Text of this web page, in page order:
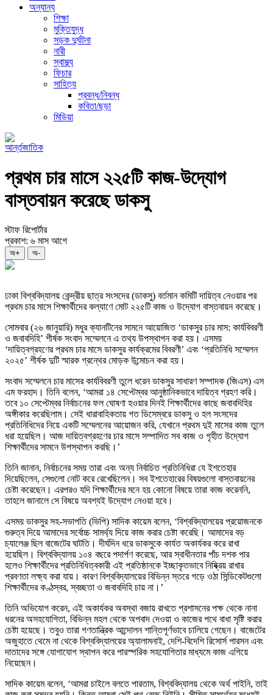
অন্যান্য
শিক্ষা
মুক্তিযুদ্ধ
সড়ক দুর্ঘটনা
নারী
স্বাস্থ্য
ফিচার
সাহিত্য
প্রবন্ধ/নিবন্ধ
কবিতা/ছড়া
মিডিয়া
আর্ন্তজাতিক
প্রথম চার মাসে ২২৫টি কাজ-উদ্যোগ
বাস্তবায়ন করেছে ডাকসু
স্টাফ রিপোর্টার
প্রকাশ: ৬ মাস আগে
অ+ অ-
ঢাকা বিশ্ববিদ্যালয় কেন্দ্রীয় ছাত্র সংসদের (ডাকসু) বর্তমান কমিটি দায়িত্ব নেওয়ার পর
প্রথম চার মাসে শিক্ষার্থীদের কল্যাণে মোট ২২৫টি কাজ ও উদ্যোগ বাস্তবায়ন করেছে।
সোমবার (২৬ জানুয়ারি) মধুর ক্যানটিনের সামনে আয়োজিত ‘ডাকসুর চার মাস: কার্যবিবরণী
ও জবাবদিহি’ শীর্ষক সংবাদ সম্মেলনে এ তথ্য উপস্থাপন করা হয়। এসময়
‘দায়িত্বগ্রহণের প্রথম চার মাসে ডাকসুর কার্যক্রমের বিবরণী’ এবং ‘প্রতিনিধি সম্মেলন
২০২৫’ শীর্ষক দুটি স্মারক গ্রন্থের মোড়ক উন্মোচন করা হয়।
সংবাদ সম্মেলনে চার মাসের কার্যবিবরণী তুলে ধরেন ডাকসুর সাধারণ সম্পাদক (জিএস) এস
এম ফরহাদ। তিনি বলেন, ‘আমরা ১৪ সেপ্টেম্বর আনুষ্ঠানিকভাবে দায়িত্ব গ্রহণ করি।
তবে ১০ সেপ্টেম্বর নির্বাচনের ফল ঘোষণা হওয়ার দিনই শিক্ষার্থীদের কাছে জবাবদিহির
অঙ্গীকার করেছিলাম। সেই ধারাবাহিকতায় গত ডিসেম্বরে ডাকসু ও হল সংসদের
প্রতিনিধিদের নিয়ে একটি সম্মেলনের আয়োজন করি, যেখানে প্রথম দুই মাসের কাজ তুলে
ধরা হয়েছিল। আজ দায়িত্বগ্রহণের চার মাসে সম্পাদিত সব কাজ ও গৃহীত উদ্যোগ
শিক্ষার্থীদের সামনে উপস্থাপন করছি।’
তিনি জানান, নির্বাচনের সময় তারা এবং অন্য নির্বাচিত প্রতিনিধিরা যে ইশতেহার
দিয়েছিলেন, সেগুলো নোট করে রেখেছিলেন। সব ইশতেহারের বিষয়গুলো বাস্তবায়নের
চেষ্টা করেছেন। এরপরও যদি শিক্ষার্থীদের মনে হয় কোনো বিষয়ে তারা কাজ করেননি,
তাহলে জানালে সে বিষয়ে অবশ্যই উদ্যোগ নেওয়া হবে।
এসময় ডাকসুর সহ-সভাপতি (ভিপি) সাদিক কায়েম বলেন, ‘বিশ্ববিদ্যালয়ের প্রয়োজনকে
গুরুত্ব দিয়ে আমাদের সর্বোচ্চ সামর্থ্য দিয়ে কাজ করার চেষ্টা করেছি। আমাদের বড়
চ্যালেঞ্জ ছিল বাজেটের ঘাটতি। দীর্ঘদিন ধরে ডাকসুকে কার্যত অকার্যকর করে রাখা
হয়েছিল। বিশ্ববিদ্যালয় ১০৪ বছরে পদার্পণ করেছে, আর স্বাধীনতার পাঁচ দশক পার
হলেও শিক্ষার্থীদের প্রতিনিধিত্বকারী এই প্রতিষ্ঠানকে ইচ্ছাকৃতভাবে নিষ্ক্রিয় রাখার
প্রবণতা লক্ষ্য করা যায়। কারণ বিশ্ববিদ্যালয়ের বিভিন্ন স্তরে গড়ে ওঠা সিন্ডিকেটগুলো
শিক্ষার্থীদের কণ্ঠস্বর, স্বচ্ছতা ও জবাবদিহি চায় না।’
তিনি অভিযোগ করেন, এই অকার্যকর অবস্থা বজায় রাখতে প্রশাসনের পক্ষ থেকে নানা
ধরনের অসহযোগিতা, বিভিন্ন মহল থেকে অপবাদ দেওয়া ও কাজের পথে বাধা সৃষ্টি করার
চেষ্টা হয়েছে। তবুও তারা গণতান্ত্রিক আন্দোলন শান্তিপূর্ণভাবে চালিয়ে গেছেন। বাজেটের
অজুহাতে থেমে না থেকে বিশ্ববিদ্যালয়ের অ্যালামনাই, দেশি-বিদেশি রিসোর্স পারসন এবং
দাতাদের সঙ্গে যোগাযোগ স্থাপন করে পারস্পরিক সহযোগিতার মাধ্যমে কাজ এগিয়ে
নিয়েছেন।
সাদিক কায়েম বলেন, ‘আমরা চাইলে বলতে পারতাম, বিশ্ববিদ্যালয় থেকে অর্থ পাইনি, তাই